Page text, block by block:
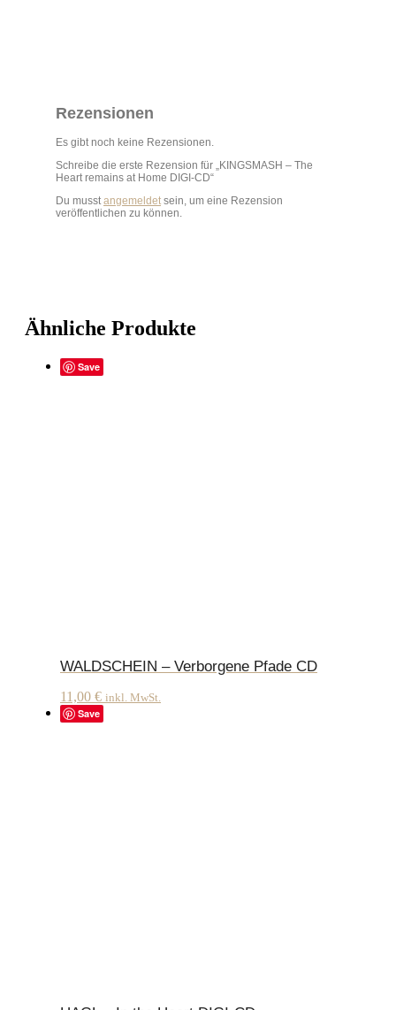
Rezensionen
Es gibt noch keine Rezensionen.
Schreibe die erste Rezension für „KINGSMASH – The
Heart remains at Home DIGI-CD“
Du musstangemeldetsein, um eine Rezension
veröffentlichen zu können.
Ähnliche Produkte
Save
WALDSCHEIN – Verborgene Pfade CD
11,00 € inkl. MwSt.
Save